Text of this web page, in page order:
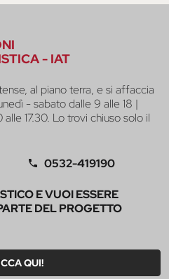
- IAT
al piano terra, e si affaccia
- sabato dalle 9 alle 18 |
17.30. Lo trovi chiuso solo il
0532-419190
E VUOI ESSERE
DEL PROGETTO
QUI!